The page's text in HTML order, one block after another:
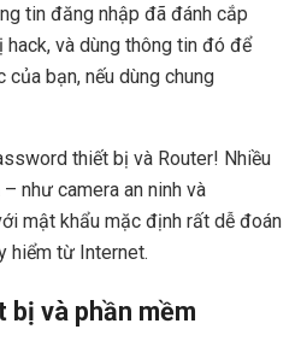
tin đăng nhập đã đánh cắp
và dùng thông tin đó để
bạn, nếu dùng chung
thiết bị và Router! Nhiều
như camera an ninh và
mật khẩu mặc định rất dễ đoán
hiểm từ Internet.
bị và phần mềm